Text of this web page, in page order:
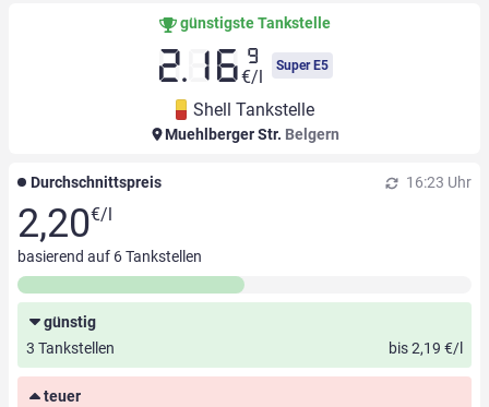
günstigste Tankstelle
2.16 9
€/l
Super E5
Shell Tankstelle
Muehlberger Str. Belgern
Durchschnittspreis 16:23 Uhr
2,20€/l
basierend auf 6Tankstellen
günstig
3 Tankstellen
bis 2,19 €/l
teuer